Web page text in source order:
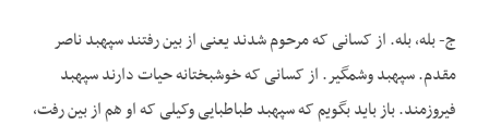
ج- بله، بله. از کسانی که مرحوم شدند یعنی از بین رفتند سپهبد ناصر
مقدم. سپهبد وشمگیر. از کسانی که خوشبختانه حیات دارند سپهبد
فیروزمند. باز باید بگویم که سپهبد طباطبایی وکیلی که او هم از بین رفت،